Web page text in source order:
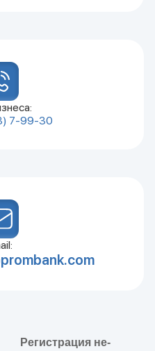
7-99-30
Регистрация не-